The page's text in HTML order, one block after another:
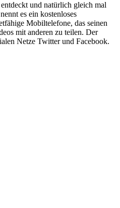
und natürlich gleich mal
nennt es ein kostenloses
Mobiltelefone, das seinen
mit anderen zu teilen. Der
Netze Twitter und Facebook.